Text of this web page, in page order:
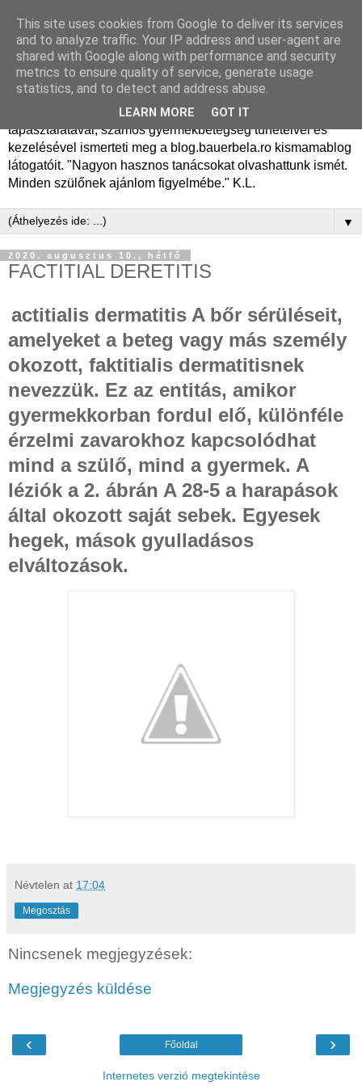
Dr. Bauer Béla Ph.D.
gyermekgyógyász
Dr. Bauer Béla Ph.D. gyermekgyógyász főorvos, 50 éves
tapasztalatával, számos gyermekbetegség tüneteivel és
kezelésével ismerteti meg a blog.bauerbela.ro kismamablog
látogatóit. "Nagyon hasznos tanácsokat olvashattunk ismét.
Minden szülőnek ajánlom figyelmébe." K.L.
▼
2020. augusztus 10., hétfő
FACTITIAL DERETITIS
actitialis dermatitis A bőr sérüléseit,
amelyeket a beteg vagy más személy
okozott, faktitialis dermatitisnek
nevezzük. Ez az entitás, amikor
gyermekkorban fordul elő, különféle
érzelmi zavarokhoz kapcsolódhat
mind a szülő, mind a gyermek. A
léziók a 2. ábrán A 28-5 a harapások
által okozott saját sebek. Egyesek
hegek, mások gyulladásos
elváltozások.
Névtelen at 17:04
Megosztás
Nincsenek megjegyzések:
Megjegyzés küldése
‹ ›
Főoldal
Internetes verzió megtekintése
This site uses cookies from Google to deliver its services
and to analyze traffic. Your IP address and user-agent are
shared with Google along with performance and security
metrics to ensure quality of service, generate usage
statistics, and to detect and address abuse.
LEARN MORE GOT IT